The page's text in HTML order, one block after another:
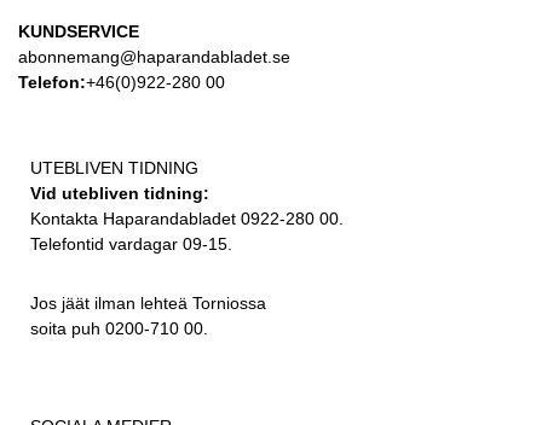
KUNDSERVICE
abonnemang@haparandabladet.se
Telefon:+46(0)922-280 00
UTEBLIVEN TIDNING
Vid utebliven tidning:
Kontakta Haparandabladet 0922-280 00.
Telefontid vardagar 09-15.
Jos jäät ilman lehteä Torniossa
soita puh 0200-710 00.